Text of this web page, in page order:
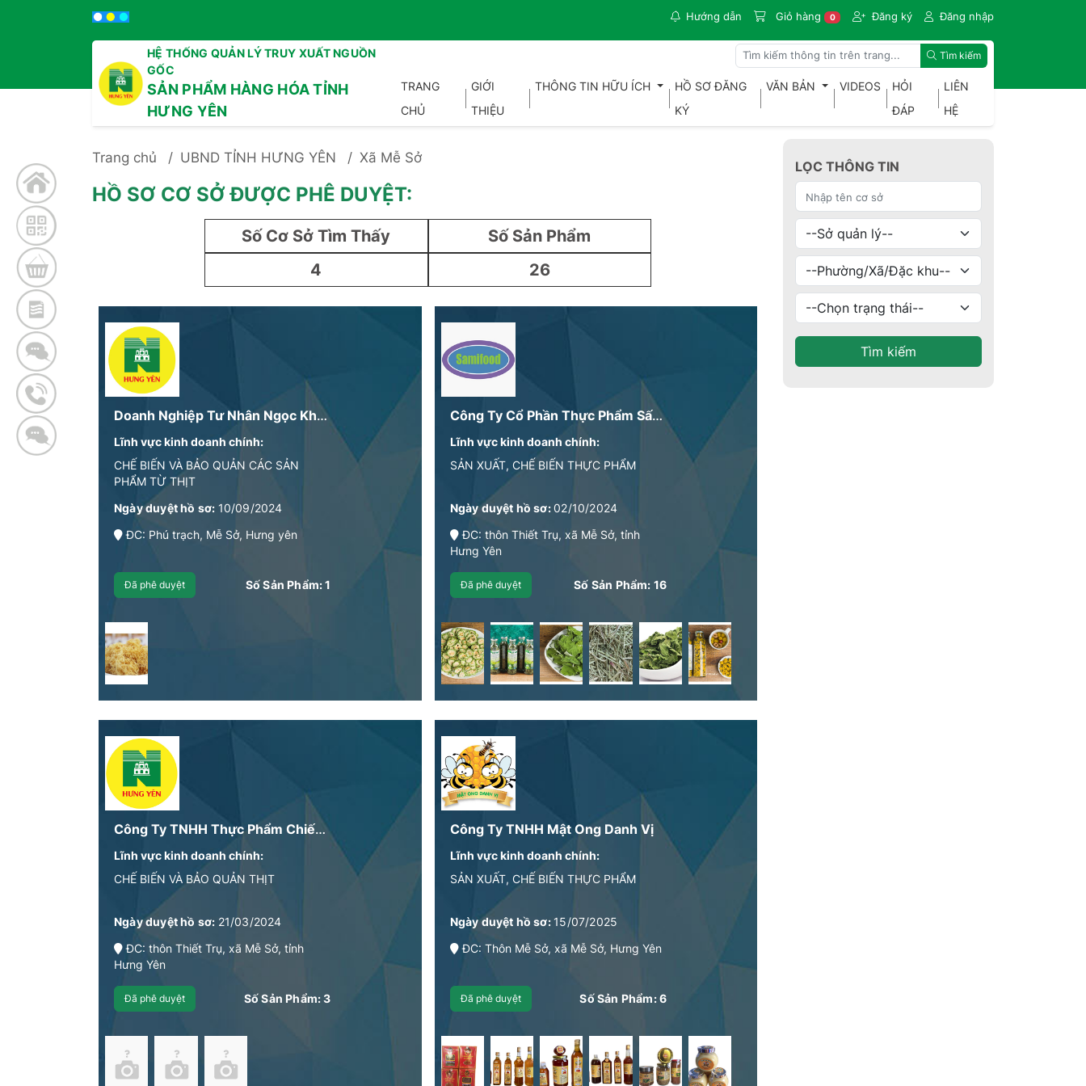
Hướng dẫn Giỏ hàng 0 Đăng ký Đăng nhập
HỆ THỐNG QUẢN LÝ TRUY XUẤT NGUỒN
GỐC
SẢN PHẨM HÀNG HÓA TỈNH
HƯNG YÊN
Tìm kiếm
TRANG
CHỦ
GIỚI
THIỆU
THÔNG TIN HỮU ÍCH
HỒ SƠ ĐĂNG
KÝ
VĂN BẢN VIDEOS
HỎI
ĐÁP
LIÊN
HỆ
Trang chủ UBND TỈNH HƯNG YÊN Xã Mễ Sở
HỒ SƠ CƠ SỞ ĐƯỢC PHÊ DUYỆT:
Số Cơ Sở Tìm Thấy
4
Số Sản Phẩm
26
Doanh Nghiệp Tư Nhân Ngọc Khánh Văn Giang
Lĩnh vực kinh doanh chính:
CHẾ BIẾN VÀ BẢO QUẢN CÁC SẢN
PHẨM TỪ THỊT
Ngày duyệt hồ sơ: 10/09/2024
ĐC: Phú trạch, Mễ Sở, Hưng yên
Đã phê duyệt Số Sản Phẩm:1
Công Ty Cổ Phần Thực Phẩm Sấy Lạnh Sami
Lĩnh vực kinh doanh chính:
SẢN XUẤT, CHẾ BIẾN THỰC PHẨM
Ngày duyệt hồ sơ:02/10/2024
ĐC: thôn Thiết Trụ, xã Mễ Sở, tỉnh
Hưng Yên
Đã phê duyệt Số Sản Phẩm: 16
Công Ty TNHH Thực Phẩm Chiến Sửu
Lĩnh vực kinh doanh chính:
CHẾ BIẾN VÀ BẢO QUẢN THỊT
Ngày duyệt hồ sơ: 21/03/2024
ĐC: thôn Thiết Trụ, xã Mễ Sở, tỉnh
Hưng Yên
Đã phê duyệt Số Sản Phẩm:3
Công Ty TNHH Mật Ong Danh Vị
Lĩnh vực kinh doanh chính:
SẢN XUẤT, CHẾ BIẾN THỰC PHẨM
Ngày duyệt hồ sơ: 15/07/2025
ĐC: Thôn Mễ Sở, xã Mễ Sở, Hưng Yên
Đã phê duyệt Số Sản Phẩm:6
LỌC THÔNG TIN
Tìm kiếm